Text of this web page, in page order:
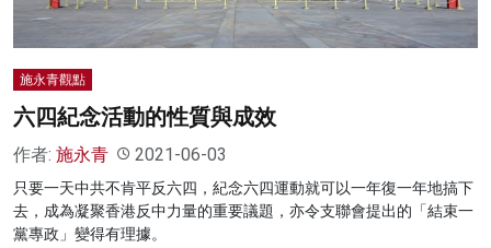
關於我們
施永青觀點
六四紀念活動的性質與成效
作者: 施永青 2021-06-03
只要一天中共不肯平反六四，紀念六四運動就可以一年復一年地搞下
去，成為凝聚香港反中力量的重要議題，亦令支聯會提出的「結束一
黨專政」變得有理據。